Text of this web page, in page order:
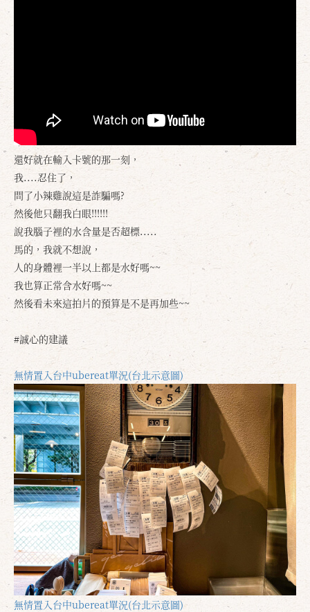
還好就在輸入卡號的那一刻，
我....忍住了，
問了小辣雞說這是詐騙嗎?
然後他只翻我白眼!!!!!!
說我腦子裡的水含量是否超標.....
馬的，我就不想說，
人的身體裡一半以上都是水好嗎~~
我也算正常含水好嗎~~
然後看未來這拍片的預算是不是再加些~~
#誠心的建議
無情置入台中ubereat單況(台北示意圖)
無情置入台中ubereat單況(台北示意圖)